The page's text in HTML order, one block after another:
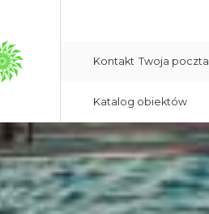
Kontakt Twoja poczta
Katalog obiektów